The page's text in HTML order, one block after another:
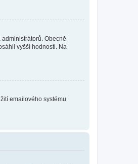
Obecně
vyšší hodnosti. Na
emailového systému